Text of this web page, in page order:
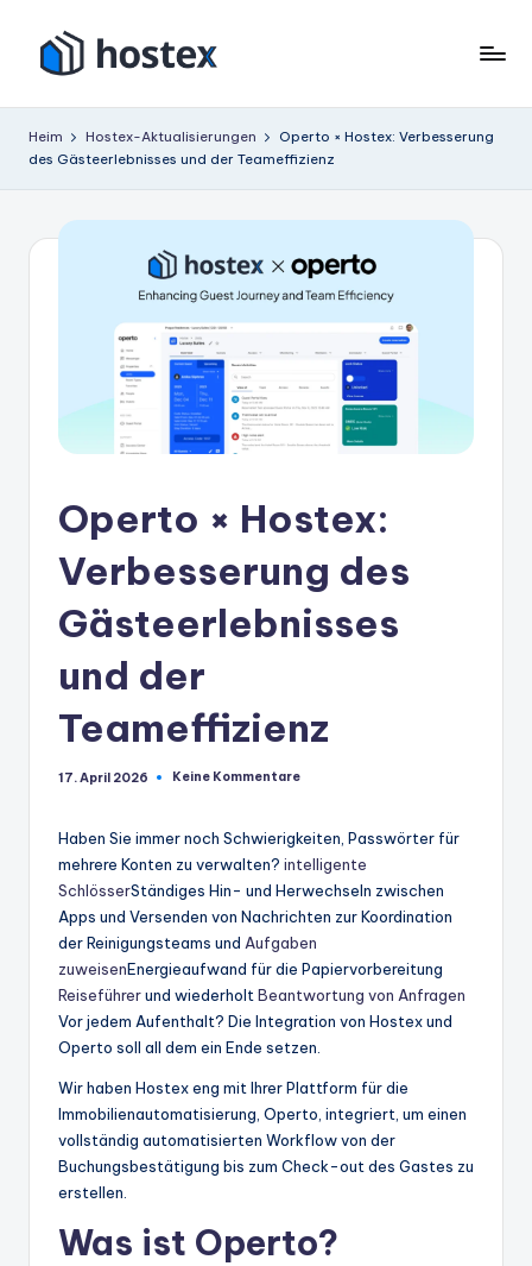
Inhalt
springen
o
s
Ihre
Heim Hostex-Aktualisierungen
Operto × Hostex: Verbesserung
des Gästeerlebnisses und der Teameffizienz
Operto × Hostex:
Verbesserung des
Gästeerlebnisses
und der
Teameffizienz
17. April 2026 Keine Kommentare
Haben Sie immer noch Schwierigkeiten, Passwörter für
mehrere Konten zu verwalten? intelligente
SchlösserStändiges Hin- und Herwechseln zwischen
Apps und Versenden von Nachrichten zur Koordination
der Reinigungsteams und Aufgaben
zuweisenEnergieaufwand für die Papiervorbereitung
Reiseführerund wiederholt Beantwortung von Anfragen
Vor jedem Aufenthalt? Die Integration von Hostex und
Operto soll all dem ein Ende setzen.
Wir haben Hostex eng mit Ihrer Plattform für die
Immobilienautomatisierung, Operto, integriert, um einen
vollständig automatisierten Workflow von der
Buchungsbestätigung bis zum Check-out des Gastes zu
erstellen.
Was ist Operto?